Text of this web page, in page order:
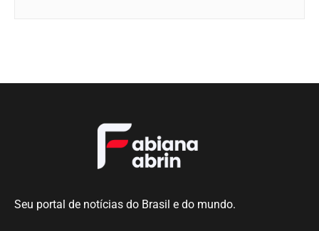
Seu portal de notícias do Brasil e do mundo.